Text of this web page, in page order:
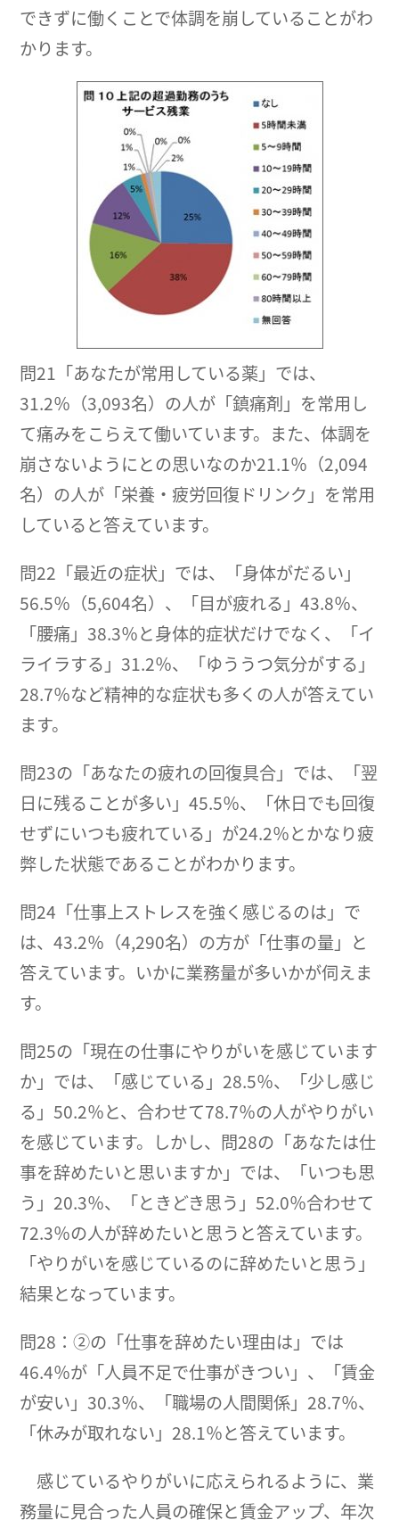
できずに働くことで体調を崩していることがわ
かります。
問21「あなたが常用している薬」では、
31.2％（3,093名）の人が「鎮痛剤」を常用し
て痛みをこらえて働いています。また、体調を
崩さないようにとの思いなのか21.1％（2,094
名）の人が「栄養・疲労回復ドリンク」を常用
していると答えています。
問22「最近の症状」では、「身体がだるい」
56.5％（5,604名）、「目が疲れる」43.8％、
「腰痛」38.3％と身体的症状だけでなく、「イ
ライラする」31.2％、「ゆううつ気分がする」
28.7％など精神的な症状も多くの人が答えてい
ます。
問23の「あなたの疲れの回復具合」では、「翌
日に残ることが多い」45.5％、「休日でも回復
せずにいつも疲れている」が24.2％とかなり疲
弊した状態であることがわかります。
問24「仕事上ストレスを強く感じるのは」で
は、43.2％（4,290名）の方が「仕事の量」と
答えています。いかに業務量が多いかが伺えま
す。
問25の「現在の仕事にやりがいを感じています
か」では、「感じている」28.5％、「少し感じ
る」50.2％と、合わせて78.7％の人がやりがい
を感じています。しかし、問28の「あなたは仕
事を辞めたいと思いますか」では、「いつも思
う」20.3％、「ときどき思う」52.0％合わせて
72.3％の人が辞めたいと思うと答えています。
「やりがいを感じているのに辞めたいと思う」
結果となっています。
問28：②の「仕事を辞めたい理由は」では
46.4％が「人員不足で仕事がきつい」、「賃金
が安い」30.3％、「職場の人間関係」28.7％、
「休みが取れない」28.1％と答えています。
感じているやりがいに応えられるように、業
務量に見合った人員の確保と賃金アップ、年次